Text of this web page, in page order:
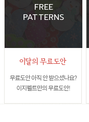
FREE
PATTERNS
무료도안 아직 안 받으셨나요?
이지펠트만의 무료도안!